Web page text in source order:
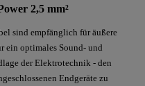
2,5 mm²
sind empfänglich für äußere
ein optimales Sound- und
der Elektrotechnik - den
Endgeräte zu